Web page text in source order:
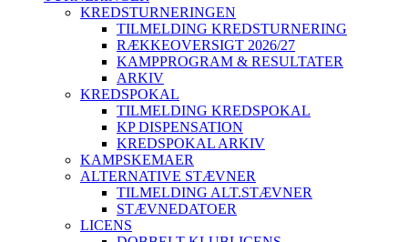
KREDSTURNERINGEN
TILMELDING KREDSTURNERING
RÆKKEOVERSIGT 2026/27
KAMPPROGRAM & RESULTATER
ARKIV
KREDSPOKAL
TILMELDING KREDSPOKAL
KP DISPENSATION
KREDSPOKAL ARKIV
KAMPSKEMAER
ALTERNATIVE STÆVNER
TILMELDING ALT.STÆVNER
STÆVNEDATOER
LICENS